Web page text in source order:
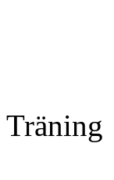
Träning